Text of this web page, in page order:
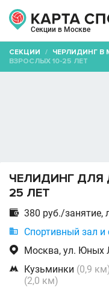
Секции в Москве
СЕКЦИИ / ЧЕРЛИДИНГ В
ВЗРОСЛЫХ 10-25 ЛЕТ
ЧЕЛИДИНГ ДЛЯ
25 ЛЕТ
 380 руб./занятие,
 Спортивный зал
 Москва, ул. Юных
 Кузьминки (0,9
(2,0 км)